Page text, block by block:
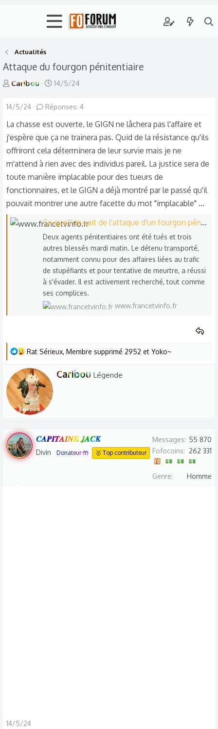
Actualités
Attaque du fourgon pénitentiaire
A
t
d
e
l
a
d
i
Caribou
D
t
d
é
b
u
t
14/5/24
14/5/24 Réponses: 4
La chasse est ouverte, le GIGN ne lâchera pas l'affaire et
j'espère que ça ne trainera pas. Quid de la résistance qu'ils
offriront cela déterminera de leur survie mais je ne
m'attend à rien avec des individus pareil. La justice sera de
toute manière implacable pour des tueurs de
fonctionnaires, et le GIGN a déjà montré par le passé qu'il
pouvait montrer une autre facette du mot "implacable" ...
Ce que l'on sait de l'attaque d'un fourgon pénitentiaire dans l'Eure qui a fait au moins deux morts
Deux agents pénitentiaires ont été tués et trois
autres blessés mardi matin. Le détenu transporté,
notamment connu pour des affaires liées au trafic
de stupéfiants et pour tentative de meurtre, a réussi
à s'évader. Il est activement recherché, tout comme
ses complices.
www.francetvinfo.fr
L
s
r
é
a
i
o
Rat Sérieux, Membre supprimé 2952 et Yoko~
W
b
Caribou Légende
𝑪𝑨𝑷𝑰𝑻𝑨𝑰𝑵𝑬 𝑱𝑨𝑪𝑲
Divin Donateur 🤲 🥇 Top contributeur
Messages
55 870
Fofocoins
262 331
Genre Homme
14/5/24